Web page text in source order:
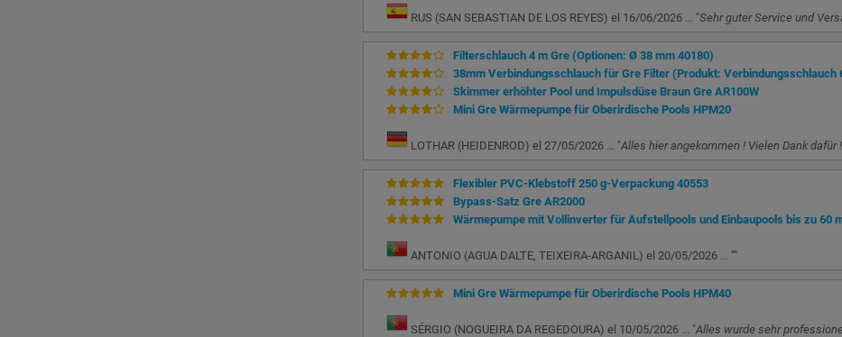
RUS (SAN SEBASTIAN DE LOS REYES) el 16/06/2026 ... "Sehr guter Service und
Filterschlauch 4 m Gre (Optionen: Ø 38 mm 40180)
38mm Verbindungsschlauch für Gre Filter (Produkt: Verbindungsschlauch
Skimmer erhöhter Pool und Impulsdüse Braun Gre AR100W
Mini Gre Wärmepumpe für Oberirdische Pools HPM20
LOTHAR (HEIDENROD) el 27/05/2026 ... "Alles hier angekommen ! Vielen Dank dafür
Flexibler PVC-Klebstoff 250 g-Verpackung 40553
Bypass-Satz Gre AR2000
Wärmepumpe mit Vollinverter für Aufstellpools und Einbaupools bis zu 60
ANTONIO (AGUA DALTE, TEIXEIRA-ARGANIL) el 20/05/2026 ... ""
Mini Gre Wärmepumpe für Oberirdische Pools HPM40
SÉRGIO (NOGUEIRA DA REGEDOURA) el 10/05/2026 ... "Alles wurde sehr